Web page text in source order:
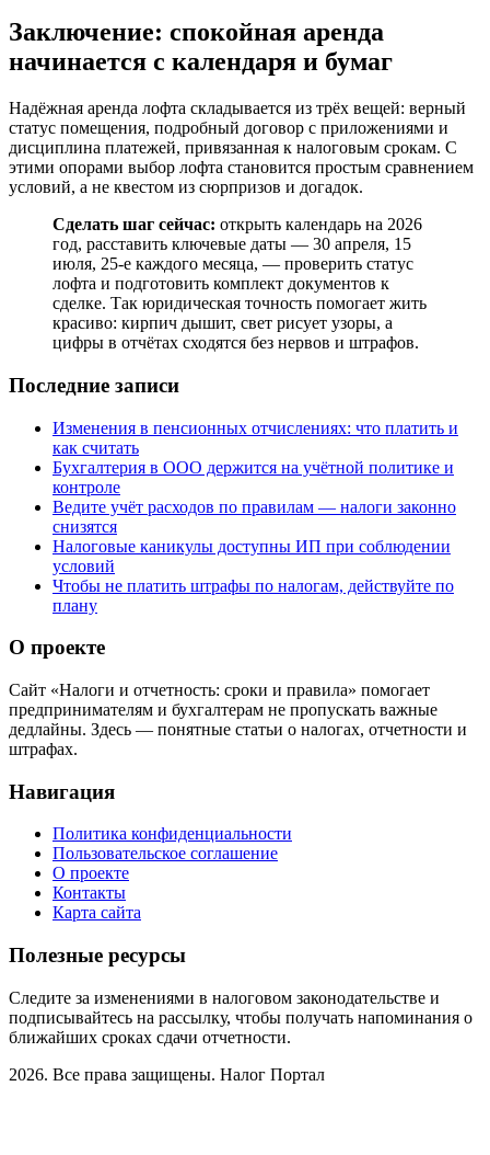
Заключение: спокойная аренда
начинается с календаря и бумаг
Надёжная аренда лофта складывается из трёх вещей: верный
статус помещения, подробный договор с приложениями и
дисциплина платежей, привязанная к налоговым срокам. С
этими опорами выбор лофта становится простым сравнением
условий, а не квестом из сюрпризов и догадок.
Сделать шаг сейчас: открыть календарь на 2026
год, расставить ключевые даты — 30 апреля, 15
июля, 25‑е каждого месяца, — проверить статус
лофта и подготовить комплект документов к
сделке. Так юридическая точность помогает жить
красиво: кирпич дышит, свет рисует узоры, а
цифры в отчётах сходятся без нервов и штрафов.
Последние записи
Изменения в пенсионных отчислениях: что платить и
как считать
Бухгалтерия в ООО держится на учётной политике и
контроле
Ведите учёт расходов по правилам — налоги законно
снизятся
Налоговые каникулы доступны ИП при соблюдении
условий
Чтобы не платить штрафы по налогам, действуйте по
плану
О проекте
Сайт «Налоги и отчетность: сроки и правила» помогает
предпринимателям и бухгалтерам не пропускать важные
дедлайны. Здесь — понятные статьи о налогах, отчетности и
штрафах.
Навигация
Политика конфиденциальности
Пользовательское соглашение
О проекте
Контакты
Карта сайта
Полезные ресурсы
Следите за изменениями в налоговом законодательстве и
подписывайтесь на рассылку, чтобы получать напоминания о
ближайших сроках сдачи отчетности.
2026. Все права защищены. Налог Портал